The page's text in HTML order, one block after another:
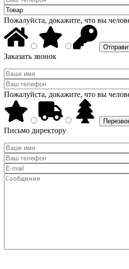
Пожалуйста, докажите, что вы
Заказать звонок
Пожалуйста, докажите, что вы
Письмо директору